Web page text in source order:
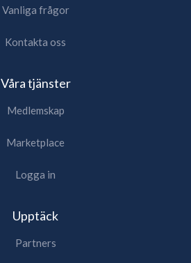
Vanliga frågor
Kontakta oss
Våra tjänster
Medlemskap
Marketplace
Logga in
Upptäck
Partners